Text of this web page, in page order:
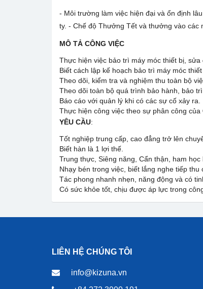
- Môi trường làm việc hiện đại và ổn định
ty. - Chế độ Thưởng Tết và thưởng vào
MÔ TẢ CÔNG VIỆC
Thực hiện việc bảo trì máy móc thiết bị, sửa
Biết cách lập kế hoạch bảo trì máy móc
Theo dõi, kiểm tra và nghiệm thu toàn bộ
Theo dõi toàn bộ quá trình bảo hành, bảo
Báo cáo với quản lý khi có các sự cố xảy ra.
Thực hiện công việc theo sự phân công của
YÊU CẦU:
Tốt nghiệp trung cấp, cao đẳng trở lên
Biết hàn là 1 lợi thế.
Trung thực, Siêng năng, Cẩn thận, ham
Nhạy bén trong việc, biết lắng nghe tiếp thu
Tác phong nhanh nhẹn, năng động và có
Có sức khỏe tốt, chịu được áp lực trong
LIÊN HỆ CHÚNG TÔI
info@kizuna.vn